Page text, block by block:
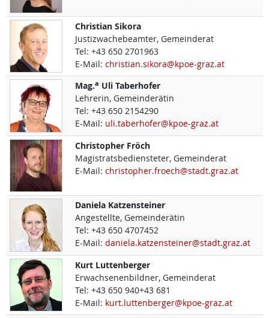
Christian Sikora
Justizwachebeamter, Gemeinderat
Tel: +43 650 2701963
E-Mail: christian.sikora@kpoe-graz.at
Mag.a Uli Taberhofer
Lehrerin, Gemeinderätin
Tel: +43 650 2154290
E-Mail: uli.taberhofer@kpoe-graz.at
Christopher Fröch
Magistratsbediensteter, Gemeinderat
E-Mail: christopher.froech@stadt.graz.at
Daniela Katzensteiner
Angestellte, Gemeinderätin
Tel: +43 650 4707452
E-Mail: daniela.katzensteiner@stadt.graz.at
Kurt Luttenberger
Erwachsenenbildner, Gemeinderat
Tel: +43 650 940+43 681
E-Mail: kurt.luttenberger@kpoe-graz.at